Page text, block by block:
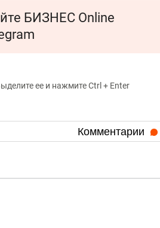
БИЗНЕС Online
ее и нажмите Ctrl + Enter
Комментарии